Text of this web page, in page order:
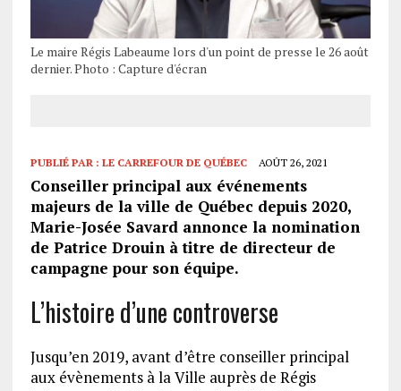
Le maire Régis Labeaume lors d'un point de presse le 26 août
dernier. Photo : Capture d'écran
PUBLIÉ PAR : LE CARREFOUR DE QUÉBEC AOÛT 26, 2021
Conseiller principal aux événements
majeurs de la ville de Québec depuis 2020,
Marie-Josée Savard annonce la nomination
de Patrice Drouin à titre de directeur de
campagne pour son équipe.
L’histoire d’une controverse
Jusqu’en 2019, avant d’être conseiller principal
aux évènements à la Ville auprès de Régis